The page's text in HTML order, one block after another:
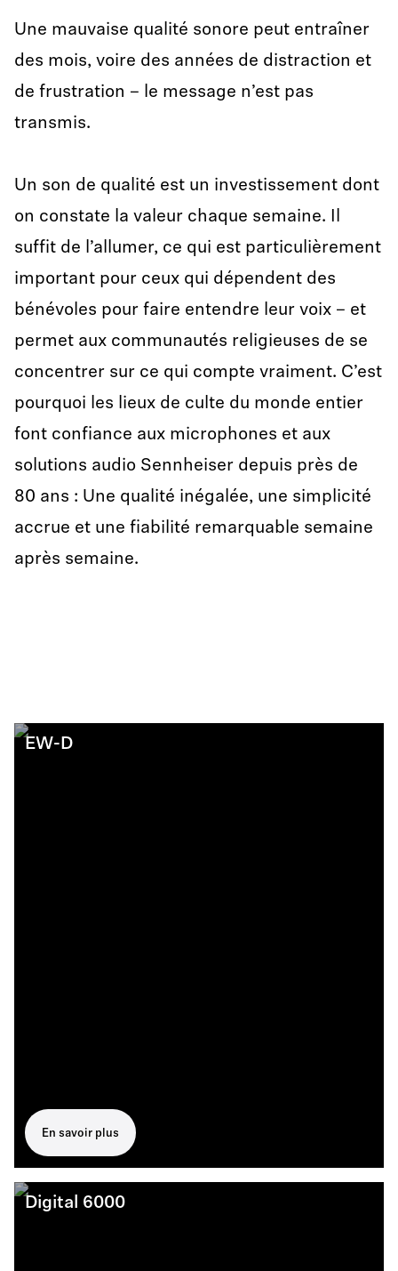
Une mauvaise qualité sonore peut entraîner
des mois, voire des années de distraction et
de frustration – le message n’est pas
transmis.
Un son de qualité est un investissement dont
on constate la valeur chaque semaine. Il
suffit de l’allumer, ce qui est particulièrement
important pour ceux qui dépendent des
bénévoles pour faire entendre leur voix – et
permet aux communautés religieuses de se
concentrer sur ce qui compte vraiment. C’est
pourquoi les lieux de culte du monde entier
font confiance aux microphones et aux
solutions audio Sennheiser depuis près de
80 ans : Une qualité inégalée, une simplicité
accrue et une fiabilité remarquable semaine
après semaine.
EW-D
En savoir plus
Digital 6000